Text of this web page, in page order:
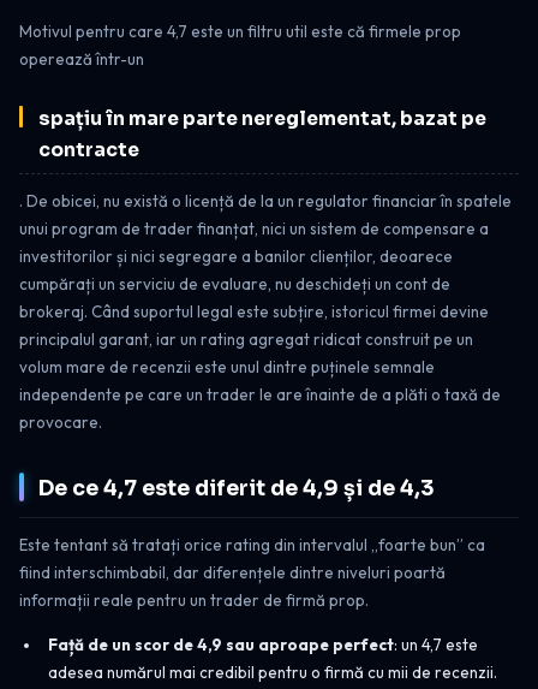
Motivul pentru care 4,7 este un filtru util este că firmele prop
operează într-un
spațiu în mare parte nereglementat, bazat pe
contracte
. De obicei, nu există o licență de la un regulator financiar în spatele
unui program de trader finanțat, nici un sistem de compensare a
investitorilor și nici segregare a banilor clienților, deoarece
cumpărați un serviciu de evaluare, nu deschideți un cont de
brokeraj. Când suportul legal este subțire, istoricul firmei devine
principalul garant, iar un rating agregat ridicat construit pe un
volum mare de recenzii este unul dintre puținele semnale
independente pe care un trader le are înainte de a plăti o taxă de
provocare.
De ce 4,7 este diferit de 4,9 și de 4,3
Este tentant să tratați orice rating din intervalul „foarte bun” ca
fiind interschimbabil, dar diferențele dintre niveluri poartă
informații reale pentru un trader de firmă prop.
Față de un scor de 4,9 sau aproape perfect: un 4,7 este
adesea numărul mai credibil pentru o firmă cu mii de recenzii.